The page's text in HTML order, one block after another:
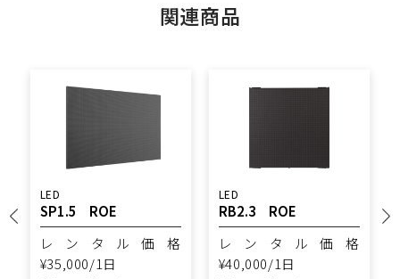
関連商品
LED
SP1.5 ROE
レンタル価格
¥35,000/1日
LED
RB2.3 ROE
レンタル価格
¥40,000/1日